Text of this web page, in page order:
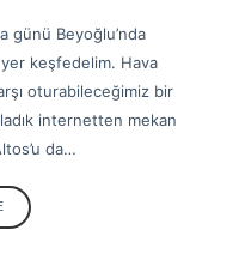
günü Beyoğlu’nda
keşfedelim. Hava
oturabileceğimiz bir
internetten mekan
da…